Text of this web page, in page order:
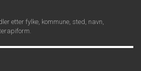
etter fylke, kommune, sted, navn,